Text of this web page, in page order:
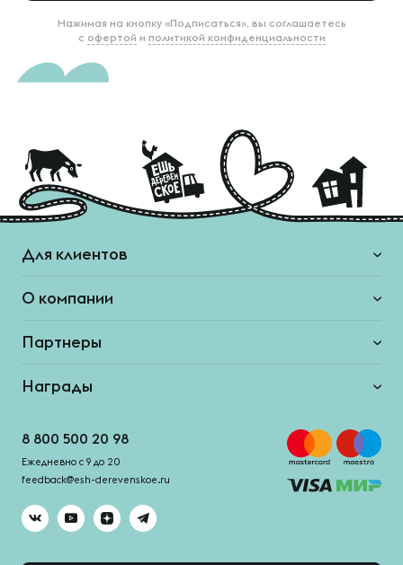
Нажимая на кнопку «Подписаться», вы соглашаетесь
с офертой и политикой конфиденциальности
Для клиентов
О компании
Партнеры
Награды
8 800 500 20 98
Ежедневно с 9 до 20
feedback@esh-derevenskoe.ru